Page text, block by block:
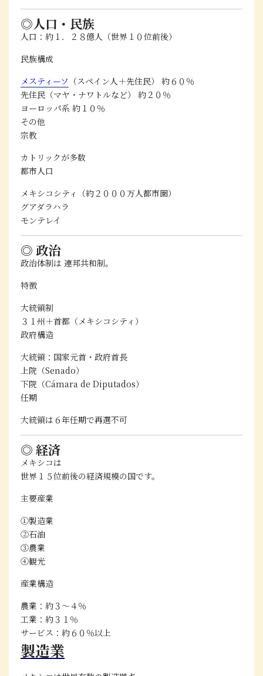
◎人口・民族
人口：約１．２８億人（世界１０位前後）
民族構成
メスティーソ （スペイン人＋先住民）
約６０％
先住民（マヤ・ナワトルなど） 約２０％
ヨーロッパ系 約１０％
その他
宗教
カトリックが多数
都市人口
メキシコシティ（約２０００万人都市圏）
グアダラハラ
モンテレイ
◎ 政治
政治体制は 連邦共和制。
特徴
大統領制
３１州＋首都（メキシコシティ）
政府構造
大統領：国家元首・政府首長
上院（Senado）
下院（Cámara de Diputados）
任期
大統領は ６年任期で再選不可
◎ 経済
メキシコは
世界１５位前後の経済規模の国です。
主要産業
①製造業
②石油
③農業
④観光
産業構造
農業：約３〜４％
工業：約３１％
サービス：約６０％以上
製造業